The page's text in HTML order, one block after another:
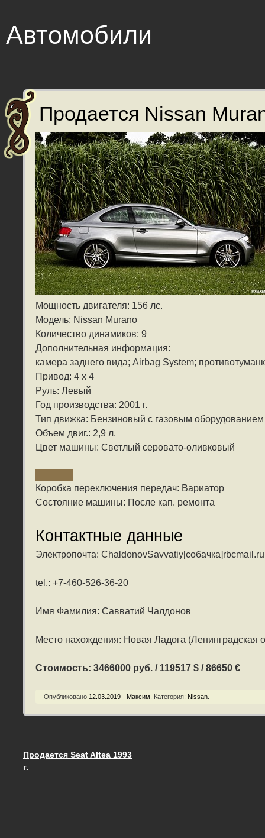
Автомобили
Продается Nissan
Мощность двигателя: 156 лс.
Модель: Nissan Murano
Количество динамиков: 9
Дополнительная информация:
камера заднего вида; Airbag System;
Привод: 4 x 4
Руль: Левый
Год производства: 2001 г.
Тип движка: Бензиновый с газовым оборудованием
Объем двиг.: 2,9 л.
Цвет машины: Светлый серовато-оливковый
Коробка переключения передач: Вариатор
Состояние машины: После кап. ремонта
Контактные данные
Электропочта: ChaldonovSavvatiy[собачка]rbcmail.ru
tel.: +7-460-526-36-20
Имя Фамилия: Савватий Чалдонов
Место нахождения: Новая Ладога (Ленинградская
Стоимость: 3466000 руб. / 119517 $ / 86650 €
Опубликовано 12.03.2019 - Максим Категория: Nissan
Запись навигация
Продается Seat Altea 1993
г.